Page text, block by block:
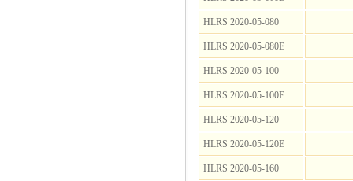
HLRS 2020-05-080
HLRS 2020-05-080E
HLRS 2020-05-100
HLRS 2020-05-100E
HLRS 2020-05-120
HLRS 2020-05-120E
HLRS 2020-05-160